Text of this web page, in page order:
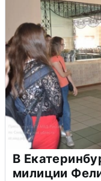
В
милиции